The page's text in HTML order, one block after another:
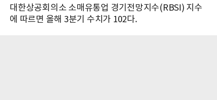
대한상공회의소 소매유통업 경기전망지수(RBSI) 지수
에 따르면 올해 3분기 수치가 102다.